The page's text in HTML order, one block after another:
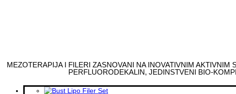
MEZOTERAPIJA I FILERI ZASNOVANI NA INOVATIVNIM
PERFLUORODEKALIN, JEDINSTVENI BIO-